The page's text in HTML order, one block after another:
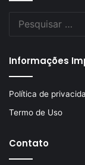
Informações
Política de
Termo de Uso
Contato